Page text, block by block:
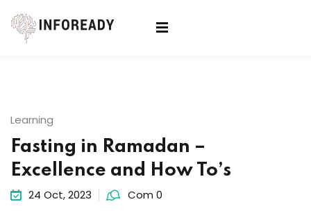
Learning
Fasting in Ramadan –
Excellence and How To’s
24 Oct, 2023 Com 0
Sign in